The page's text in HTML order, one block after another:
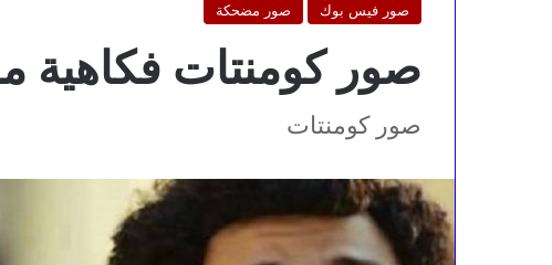
صور فيس بوك صور مضحكة
صور كومنتات فكاهية
صور كومنتات